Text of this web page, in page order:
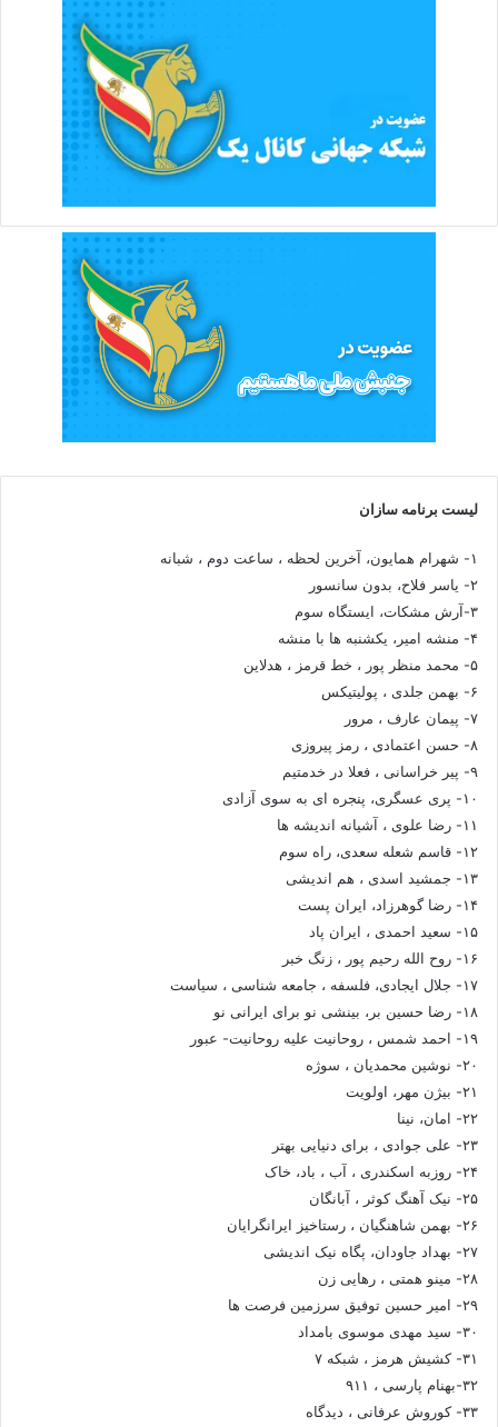
لیست برنامه سازان
۱- شهرام همایون، آخرین لحظه ، ساعت دوم ، شبانه
۲- یاسر فلاح، بدون سانسور
۳-آرش مشکات، ایستگاه سوم
۴- منشه امیر، یکشنبه ها با منشه
۵- محمد منظر پور ، خط قرمز ، هدلاین
۶- بهمن جلدی ، پولیتیکس
۷- پیمان عارف ، مرور
۸- حسن اعتمادی ، رمز پیروزی
۹- پیر خراسانی ، فعلا در خدمتیم
۱۰- پری عسگری، پنجره ای به سوی آزادی
۱۱- رضا علوی ، آشیانه اندیشه ها
۱۲- قاسم شعله سعدی، راه سوم
۱۳- جمشید اسدی ، هم اندیشی
۱۴- رضا گوهرزاد، ایران پست
۱۵- سعید احمدی ، ایران پاد
۱۶- روح الله رحیم پور ، زنگ خبر
۱۷- جلال ایجادی، فلسفه ، جامعه شناسی ، سیاست
۱۸- رضا حسین بر، بینشی نو برای ایرانی نو
۱۹- احمد شمس ، روحانیت علیه روحانیت- عبور
۲۰- نوشین محمدیان ، سوژه
۲۱- بیژن مهر، اولویت
۲۲- امان، نینا
۲۳- علی جوادی ، برای دنیایی بهتر
۲۴- روزبه اسکندری ، آب ، باد، خاک
۲۵- نیک آهنگ کوثر ، آبانگان
۲۶- بهمن شاهنگیان ، رستاخیز ایرانگرایان
۲۷- بهداد جاودان، پگاه نیک اندیشی
۲۸- مینو همتی ، رهایی زن
۲۹- امیر حسین توفیق سرزمین فرصت ها
۳۰- سید مهدی موسوی بامداد
۳۱- کشیش هرمز ، شبکه ۷
۳۲-بهنام پارسی ، ۹۱۱
۳۳- کوروش عرفانی ، دیدگاه